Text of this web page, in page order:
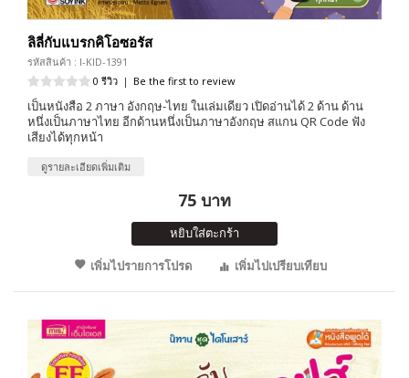
ลิลี่กับแบรกคิโอซอรัส
รหัสสินค้า : I-KID-1391
0 รีวิว | Be the first to review
เป็นหนังสือ 2 ภาษา อังกฤษ-ไทย ในเล่มเดียว เปิดอ่านได้ 2 ด้าน ด้าน
หนึ่งเป็นภาษาไทย อีกด้านหนึ่งเป็นภาษาอังกฤษ สแกน QR Code ฟัง
เสียงได้ทุกหน้า
ดูรายละเอียดเพิ่มเติม
75 บาท
หยิบใส่ตะกร้า
เพิ่มไปรายการโปรด
เพิ่มไปเปรียบเทียบ